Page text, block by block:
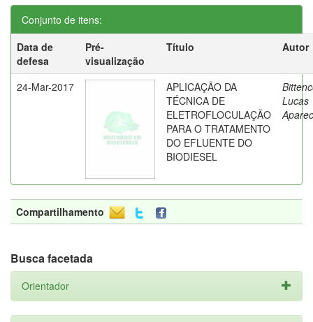
Conjunto de itens:
Data de
defesa
Pré-
visualização
Título Autor
24-Mar-2017
APLICAÇÃO DA
TÉCNICA DE
ELETROFLOCULAÇÃO
PARA O TRATAMENTO
DO EFLUENTE DO
BIODIESEL
Lucas
Compartilhamento
Busca facetada
Orientador